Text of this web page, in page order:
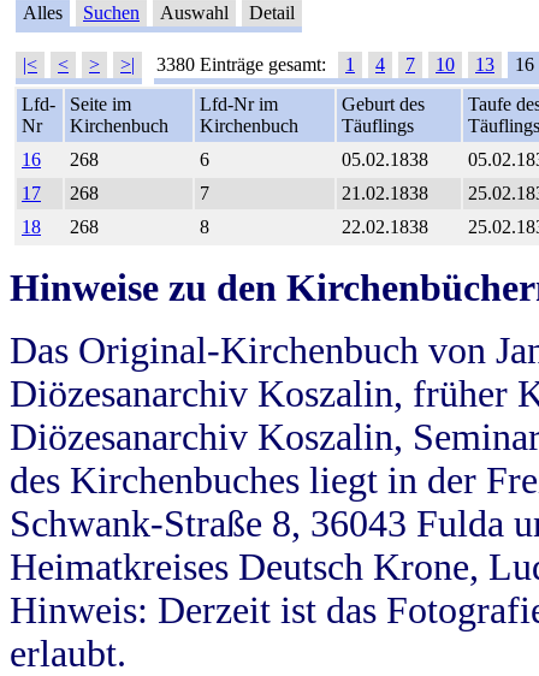
Alles Suchen Auswahl Detail
|< < > >| 3380 Einträge gesamt: 1 4 7 10 13
16
Lfd-
Nr
Seite im
Kirchenbuch
Lfd-Nr im
Kirchenbuch
Geburt des
Täuflings
Taufe
Täuflings
16
268 6 05.02.1838
17
268 7 21.02.1838
18
268 8 22.02.1838
Hinweise zu den
Das Original-Kirchenbuch von
Diözesanarchiv Koszalin, früher
Diözesanarchiv Koszalin,
des Kirchenbuches liegt in der
Schwank-Straße 8, 36043 Fulda
Heimatkreises Deutsch Krone,
Hinweis: Derzeit ist das
erlaubt.